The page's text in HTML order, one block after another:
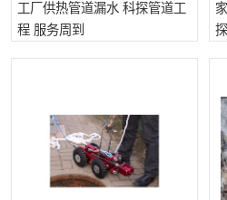
工厂供热管道漏水 科探管道工
程 服务周到